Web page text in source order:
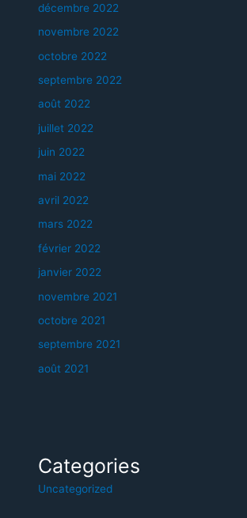
décembre 2022
novembre 2022
octobre 2022
septembre 2022
août 2022
juillet 2022
juin 2022
mai 2022
avril 2022
mars 2022
février 2022
janvier 2022
novembre 2021
octobre 2021
septembre 2021
août 2021
Categories
Uncategorized